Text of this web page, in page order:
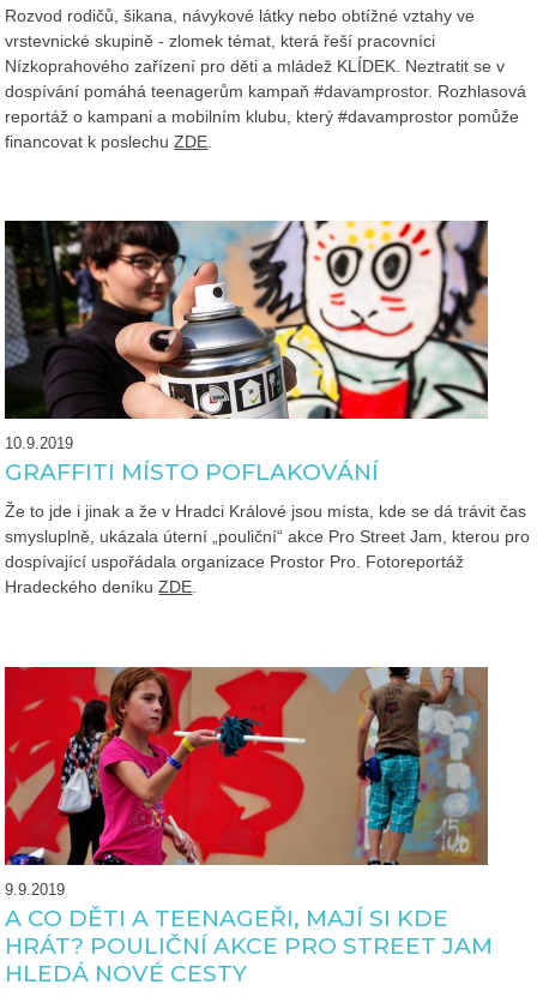
Rozvod rodičů, šikana, návykové látky nebo obtížné vztahy ve
vrstevnické skupině - zlomek témat, která řeší pracovníci
Nízkoprahového zařízení pro děti a mládež KLÍDEK. Neztratit se v
dospívání pomáhá teenagerům kampaň #davamprostor. Rozhlasová
reportáž o kampani a mobilním klubu, který #davamprostor pomůže
financovat k poslechuZDE
10.9.2019
GRAFFITI MÍSTO POFLAKOVÁNÍ
Že to jde i jinak a že v Hradci Králové jsou místa, kde se dá trávit čas
smysluplně, ukázala úterní „pouliční“ akce Pro Street Jam, kterou pro
dospívající uspořádala organizace Prostor Pro. Fotoreportáž
Hradeckého deníkuZDE.
9.9.2019
A CO DĚTI A TEENAGEŘI, MAJÍ SI KDE
HRÁT? POULIČNÍ AKCE PRO STREET JAM
HLEDÁ NOVÉ CESTY